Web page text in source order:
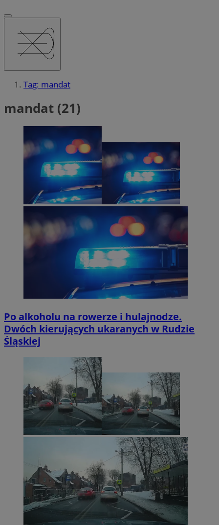
Tag: mandat
mandat (21)
Po alkoholu na rowerze i hulajnodze.
Dwóch kierujących ukaranych w Rudzie
Śląskiej